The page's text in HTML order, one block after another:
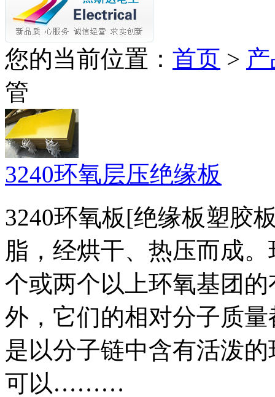
您的当前位置： 首页 >
管
3240环氧层压绝缘板
3240环氧板[绝缘板塑胶
脂，经烘干、热压而成
个或两个以上环氧基团
外，它们的相对分子质
是以分子链中含有活泼
可以………